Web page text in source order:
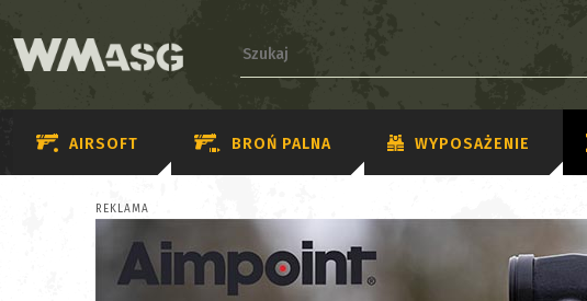
AIRSOFT BROŃ PALNA WYPOSAŻENIE
REKLAMA